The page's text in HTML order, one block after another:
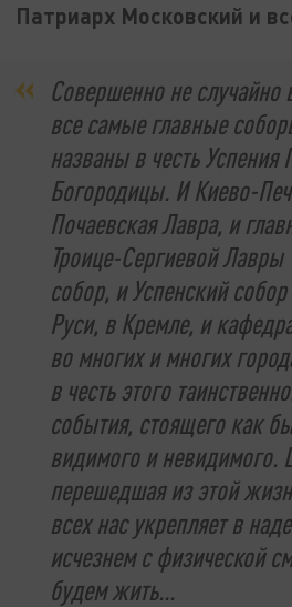
Патриарх Московский и
Совершенно не
все самые главные
названы в честь Успения
Богородицы. И Киево-
Почаевская Лавра, и
Троице-Сергиевой Лавры
собор, и Успенский
Руси, в Кремле, и
во многих и многих
в честь этого
события, стоящего как
видимого и невидимого.
перешедшая из этой
всех нас укрепляет в
исчезнем с физической
будем жить...